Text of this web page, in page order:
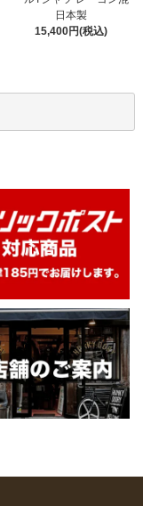
日本製
15,400円(税込)